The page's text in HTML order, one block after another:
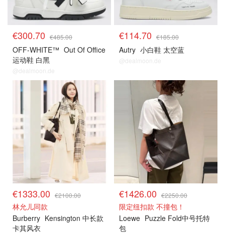
€300.70 €485.00
OFF-WHITE™ Out Of Office
运动鞋 白黑
@dealmoon.de
€114.70 €185.00
Autry 小白鞋 太空蓝
@dealmoon.de
€1333.00 €2100.00
林允儿同款
Burberry Kensington 中长款
卡其风衣
€1426.00 €2250.00
限定纽扣款 不撞包！
Loewe Puzzle Fold中号托特
包